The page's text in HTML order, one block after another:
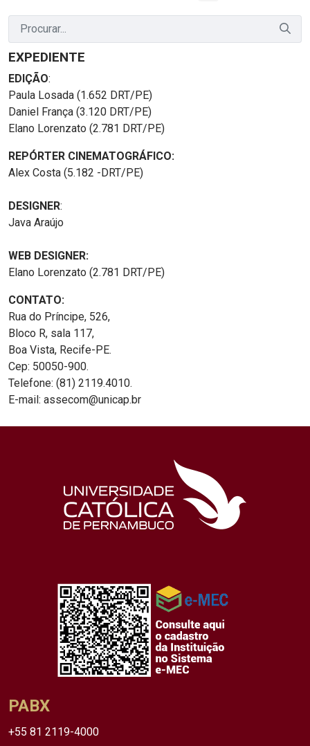
EXPEDIENTE
EDIÇÃO:
Paula Losada (1.652 DRT/PE)
Daniel França (3.120 DRT/PE)
Elano Lorenzato (2.781 DRT/PE)
REPÓRTER CINEMATOGRÁFICO:
Alex Costa (5.182 -DRT/PE)
DESIGNER:
Java Araújo
WEB DESIGNER:
Elano Lorenzato (2.781 DRT/PE)
CONTATO:
Rua do Príncipe, 526,
Bloco R, sala 117,
Boa Vista, Recife-PE.
Cep: 50050-900.
Telefone: (81) 2119.4010.
E-mail: assecom@unicap.br
PABX
+55 81 2119-4000